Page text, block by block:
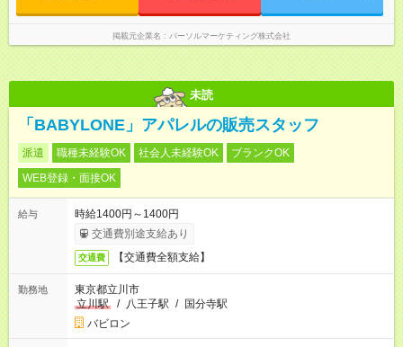
掲載元企業名 パーソルマーケティング株式会社
未読
「BABYLONE」アパレルの販売スタッフ
派遣 職種未経験OK 社会人未経験OK
ブランクOK
WEB登録・面接OK
給与
時給1400円～1400円
交通費別途支給あり
交通費 【交通費全額支給】
勤務地
東京都立川市
立川駅
/ 八王子駅 / 国分寺駅
バビロン